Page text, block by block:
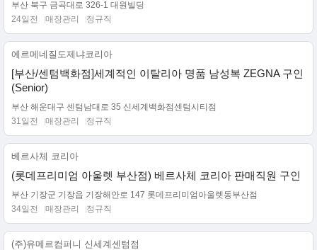
부산 북구 금곡대로 326-1 대원빌딩
24일전
매장관리 정규직
에르메네질도제냐코리아
[부산/센텀백화점]세계적인 이탈리아 명품 남성복 ZEGNA 구인
(Senior)
부산 해운대구 센텀남대로 35 신세계백화점센텀시티점
31일전
매장관리 정규직
베르사체 코리아
(롯데프리미엄 아울렛 부산점) 베르사체 코리아 판매직원 구인
부산 기장군 기장읍 기장해안로 147 롯데프리미엄아울렛동부산점
34일전
매장관리 정규직
(주)유메르컴퍼니 신세계센텀점